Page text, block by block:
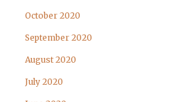
October 2020
September 2020
August 2020
July 2020